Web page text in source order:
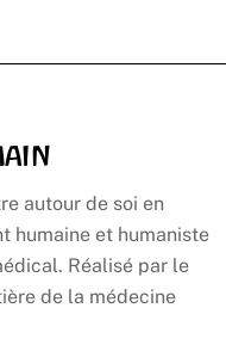
autour de soi en
humaine et humaniste
Réalisé par le
de la médecine